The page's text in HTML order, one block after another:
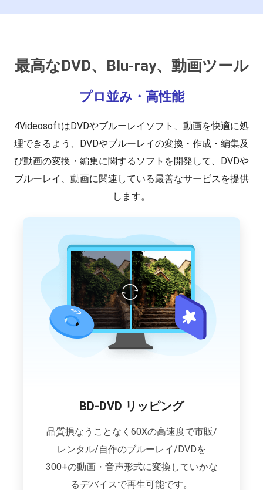
最高なDVD、Blu-ray、動画ツール
プロ並み・高性能
4VideosoftはDVDやブルーレイソフト、動画を快適に処
理できるよう、DVDやブルーレイの変換・作成・編集及
び動画の変換・編集に関するソフトを開発して、DVDや
ブルーレイ、動画に関連している最善なサービスを提供
します。
BD-DVD リッピング
品質損なうことなく60Xの高速度で市販/
レンタル/自作のブルーレイ/DVDを
300+の動画・音声形式に変換していかな
るデバイスで再生可能です。